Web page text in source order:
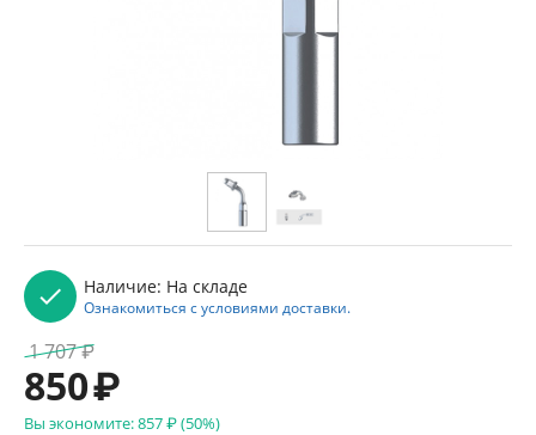
Наличие: На складе
Ознакомиться с условиями доставки.
1 707₽
850₽
Вы экономите:857₽(50%)